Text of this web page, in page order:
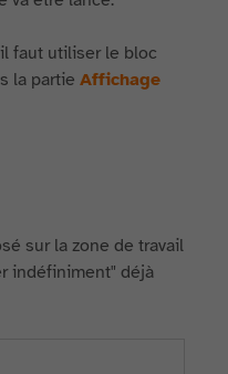
faut utiliser le bloc
la partieAffichage
sur la zone de travail
indéfiniment" déjà